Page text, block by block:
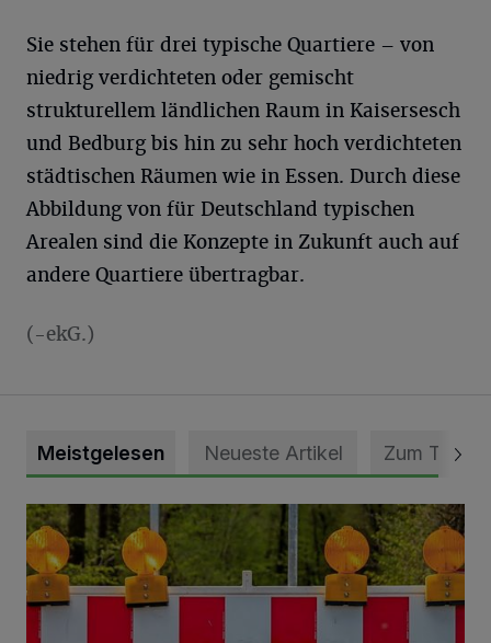
Sie stehen für drei typische Quartiere – von
niedrig verdichteten oder gemischt
strukturellem ländlichen Raum in Kaisersesch
und Bedburg bis hin zu sehr hoch verdichteten
städtischen Räumen wie in Essen. Durch diese
Abbildung von für Deutschland typischen
Arealen sind die Konzepte in Zukunft auch auf
andere Quartiere übertragbar.
(-ekG.)
Meistgelesen Neueste Artikel Zum Thema
Vollsperrung der Talstraße in Grevenbroich-Kapellen